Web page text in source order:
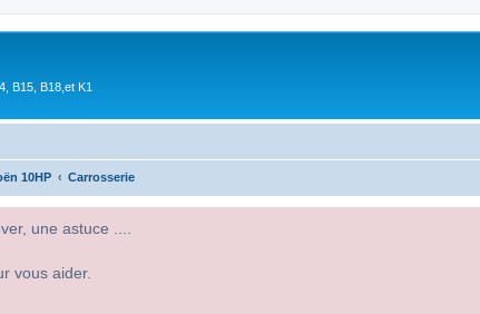
B15, B18,et K1
10HP Carrosserie
une astuce ....
vous aider.